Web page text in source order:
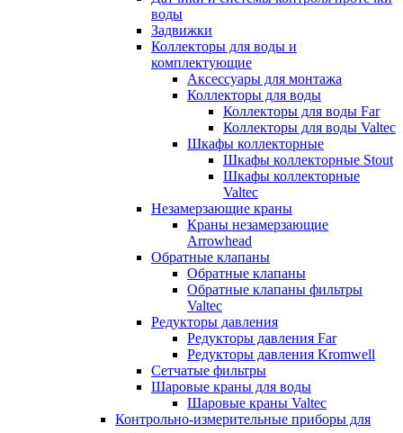
воды
Задвижки
Коллекторы для воды и
комплектующие
Аксессуары для монтажа
Коллекторы для воды
Коллекторы для воды Far
Коллекторы для воды Valtec
Шкафы коллекторные
Шкафы коллекторные Stout
Шкафы коллекторные
Valtec
Незамерзающие краны
Краны незамерзающие
Arrowhead
Обратные клапаны
Обратные клапаны
Обратные клапаны фильтры
Valtec
Редукторы давления
Редукторы давления Far
Редукторы давления Kromwell
Сетчатые фильтры
Шаровые краны для воды
Шаровые краны Valtec
Контрольно-измерительные приборы для